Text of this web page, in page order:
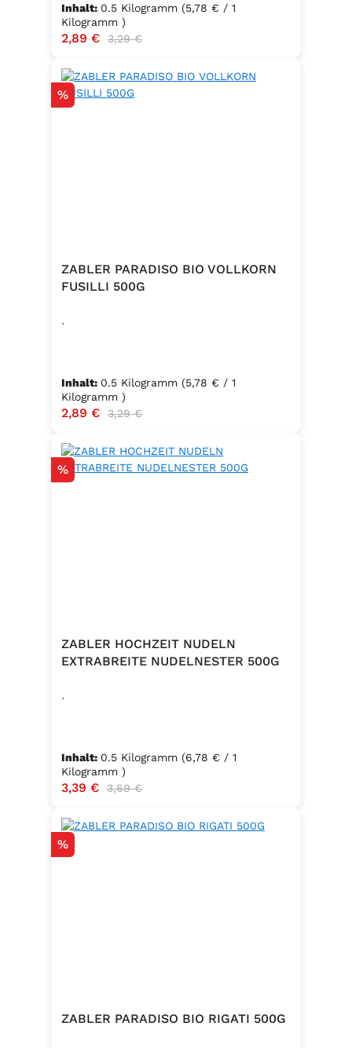
Inhalt: 0.5 Kilogramm (5,78 € / 1
Kilogramm )
Verkaufspreis:
2,89 € Regulärer Preis:
3,29 €
Rabatt
%
ZABLER PARADISO BIO VOLLKORN
FUSILLI 500G
.
Inhalt: 0.5 Kilogramm (5,78 € / 1
Kilogramm )
Verkaufspreis:
2,89 € Regulärer Preis:
3,29 €
Rabatt
%
ZABLER HOCHZEIT NUDELN
EXTRABREITE NUDELNESTER 500G
.
Inhalt: 0.5 Kilogramm (6,78 € / 1
Kilogramm )
Verkaufspreis:
3,39 € Regulärer Preis:
3,69 €
Rabatt
%
ZABLER PARADISO BIO RIGATI 500G